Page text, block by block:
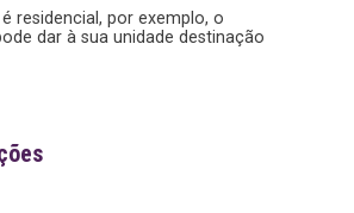
residencial, por exemplo, o
dar à sua unidade destinação